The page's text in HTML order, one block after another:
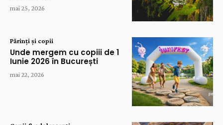
mai 25, 2026
Părinți și copii
Unde mergem cu copiii de 1
Iunie 2026 în București
mai 22, 2026